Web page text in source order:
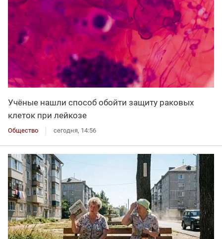
Учёные нашли способ обойти защиту раковых
клеток при лейкозе
Общество сегодня, 14:56